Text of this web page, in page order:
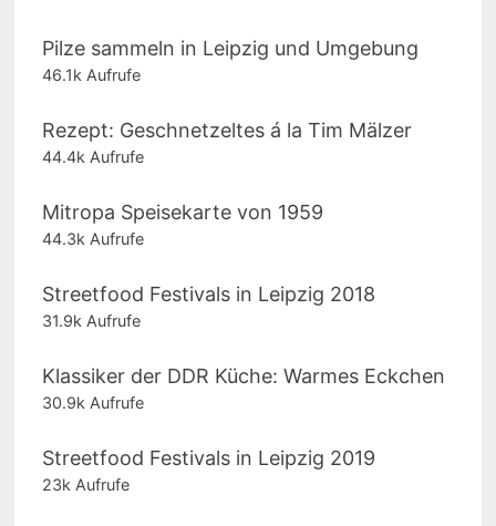
Pilze sammeln in Leipzig und Umgebung
46.1k Aufrufe
Rezept: Geschnetzeltes á la Tim Mälzer
44.4k Aufrufe
Mitropa Speisekarte von 1959
44.3k Aufrufe
Streetfood Festivals in Leipzig 2018
31.9k Aufrufe
Klassiker der DDR Küche: Warmes Eckchen
30.9k Aufrufe
Streetfood Festivals in Leipzig 2019
23k Aufrufe